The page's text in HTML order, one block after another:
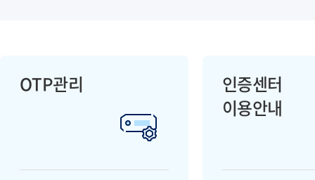
OTP관리
인증센터
이용안내